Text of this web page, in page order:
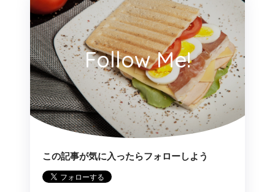
Follow Me!
この記事が気に入ったらフォローしよう